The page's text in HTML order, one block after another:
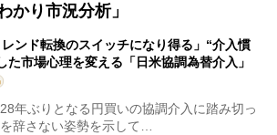
かり市況分析」
レンド転換のスイッチになり得る」“介入慣
た市場心理を変える「日米協調為替介入」
年ぶりとなる円買いの協調介入に踏み切っ
辞さない姿勢を示して…